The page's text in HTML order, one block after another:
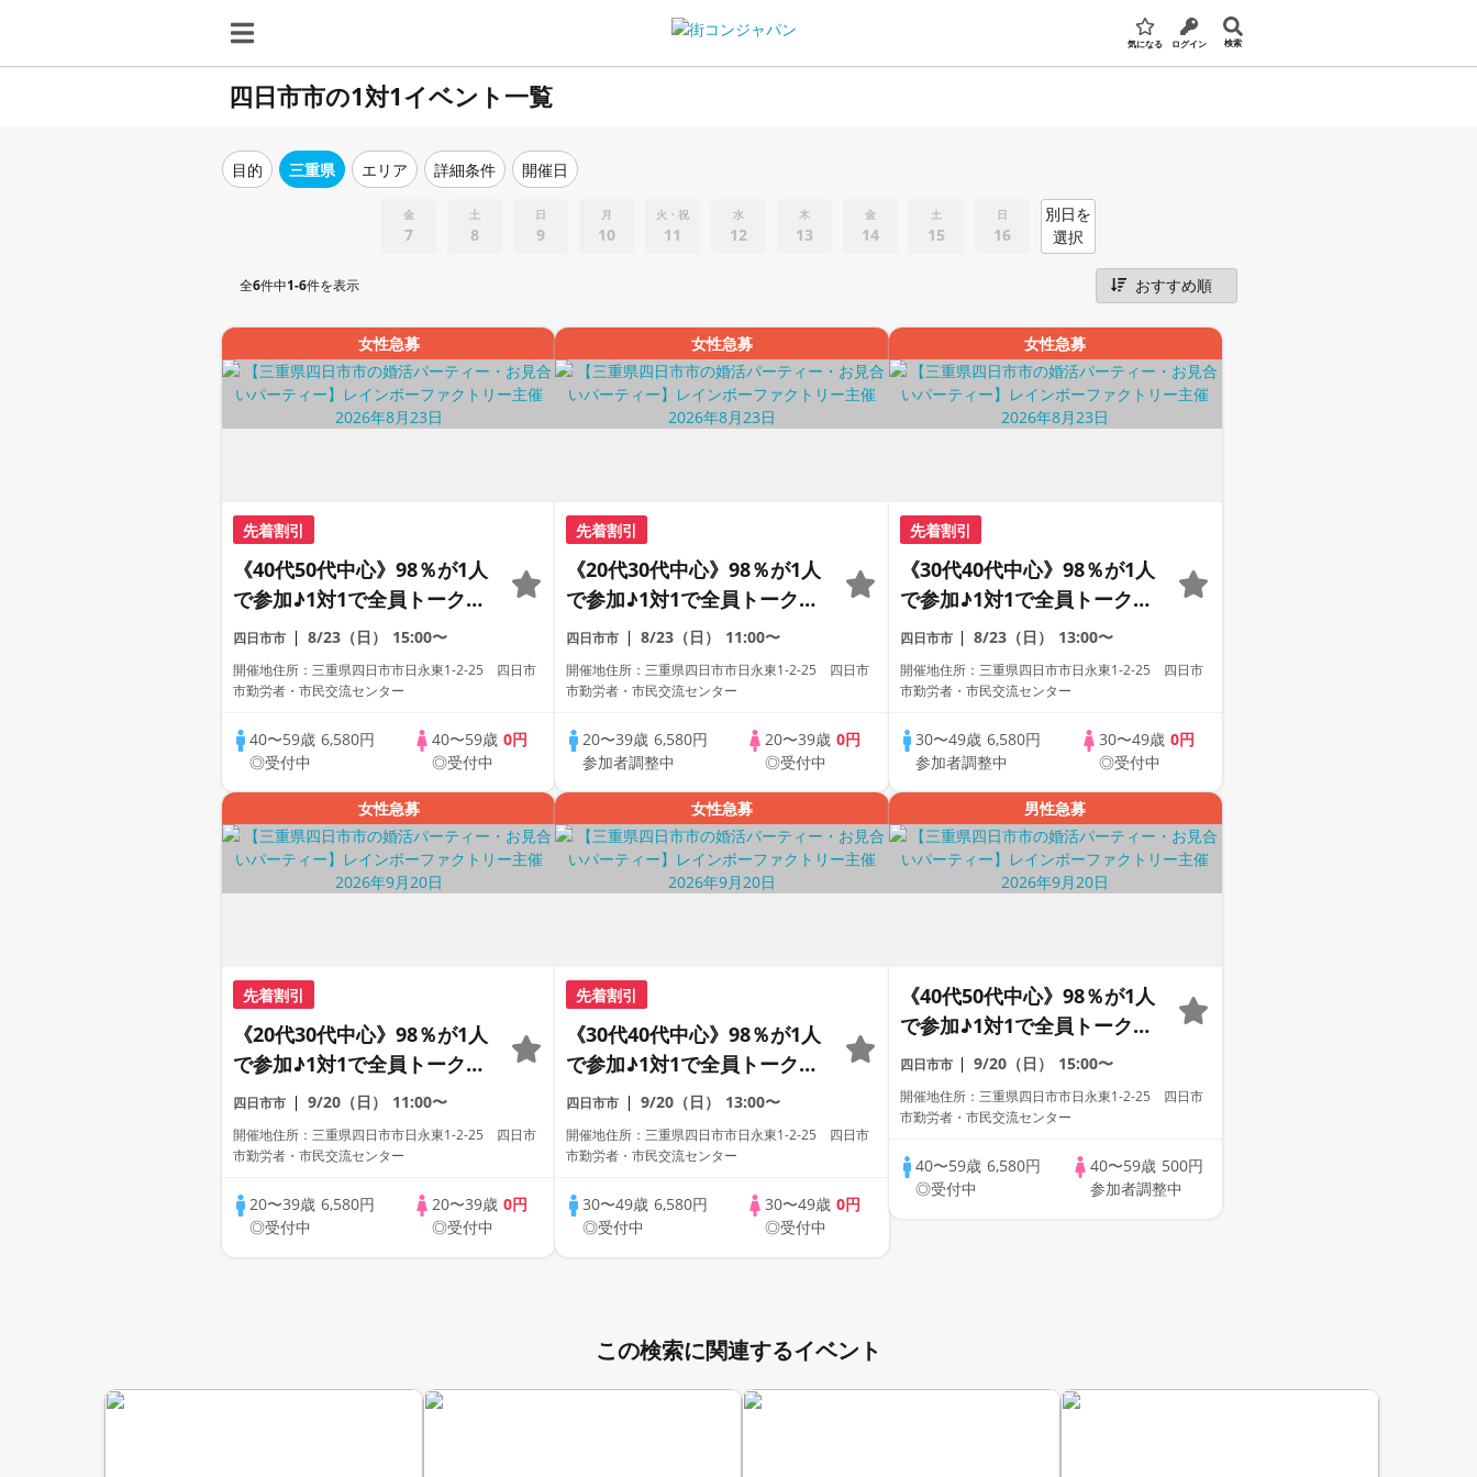
気になる ログイン 検索
四日市市の1対1イベント一覧
目的 三重県 エリア 詳細条件 開催日
金
7
土
8
日
9
月
10
火・祝
11
水
12
木
13
金
14
土
15
日
16
別日を
選択
全6件中1-6件を表示
女性急募
先着割引
《40代50代中心》98％が1人
で参加♪1対1で全員トーク☆
誠実な方への婚活パーティー
四日市市 8/23（日） 15:00〜
開催地住所：三重県四日市市日永東1-2-25 四日市
市勤労者・市民交流センター
40〜59歳 6,580円
◎受付中
40〜59歳 0円
◎受付中
女性急募
先着割引
《20代30代中心》98％が1人
で参加♪1対1で全員トーク☆
誠実な方への婚活パーティー
四日市市 8/23（日） 11:00〜
開催地住所：三重県四日市市日永東1-2-25 四日市
市勤労者・市民交流センター
20〜39歳 6,580円
参加者調整中
20〜39歳0円
◎受付中
女性急募
先着割引
《30代40代中心》98％が1人
で参加♪1対1で全員トーク☆
誠実な方への婚活パーティー
四日市市 8/23（日） 13:00〜
開催地住所：三重県四日市市日永東1-2-25 四日市
市勤労者・市民交流センター
30〜49歳6,580円
参加者調整中
30〜49歳 0円
◎受付中
女性急募
先着割引
《20代30代中心》98％が1人
で参加♪1対1で全員トーク☆
誠実な方への婚活パーティー
四日市市 9/20（日） 11:00〜
開催地住所：三重県四日市市日永東1-2-25 四日市
市勤労者・市民交流センター
20〜39歳 6,580円
◎受付中
20〜39歳 0円
◎受付中
女性急募
先着割引
《30代40代中心》98％が1人
で参加♪1対1で全員トーク☆
誠実な方への婚活パーティー
四日市市 9/20（日） 13:00〜
開催地住所：三重県四日市市日永東1-2-25 四日市
市勤労者・市民交流センター
30〜49歳 6,580円
◎受付中
30〜49歳0円
◎受付中
男性急募
《40代50代中心》98％が1人
で参加♪1対1で全員トーク☆
誠実な方への婚活パーティー
四日市市 9/20（日） 15:00〜
開催地住所：三重県四日市市日永東1-2-25 四日市
市勤労者・市民交流センター
40〜59歳6,580円
◎受付中
40〜59歳 500円
参加者調整中
この検索に関連するイベント